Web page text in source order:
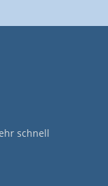
schnell